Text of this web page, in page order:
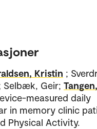
Kristin ;
Selbæk, Geir;
measured daily
in memory clinic
Physical Activity.